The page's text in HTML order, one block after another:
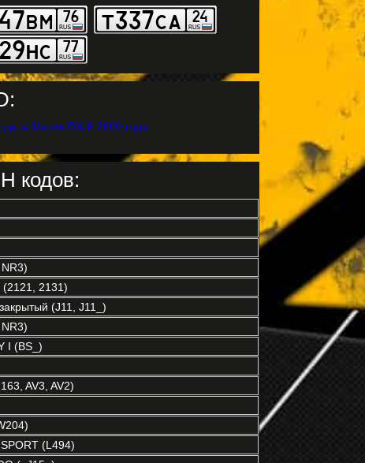
кодов:
(2121, 2131)
(J11, J11_)
I (BS_)
AV3, AV2)
(L494)